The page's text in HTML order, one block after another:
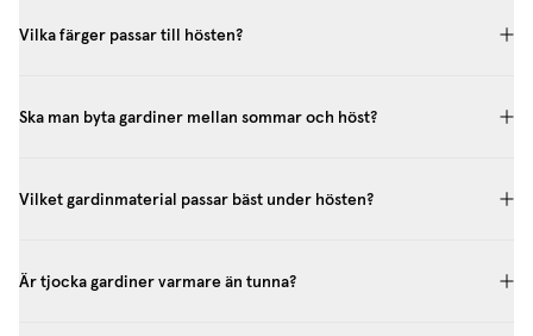
Vilka färger passar till hösten?
Ska man byta gardiner mellan sommar och höst?
Vilket gardinmaterial passar bäst under hösten?
Är tjocka gardiner varmare än tunna?